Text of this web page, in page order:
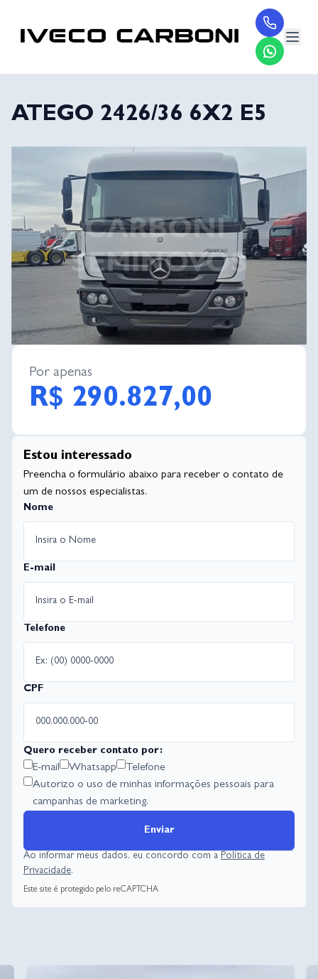
ATEGO 2426/36 6X2 E5
Por apenas
R$ 290.827,00
Estou interessado
Preencha o formulário abaixo para receber o contato de
um de nossos especialistas.
Nome
E-mail
Telefone
CPF
Quero receber contato por:
E-mail Whatsapp
Telefone
Autorizo o uso de minhas informações pessoais para
campanhas de marketing.
Enviar
Ao informar meus dados, eu concordo com a Política de
Privacidade.
Este site é protegido pelo reCAPTCHA